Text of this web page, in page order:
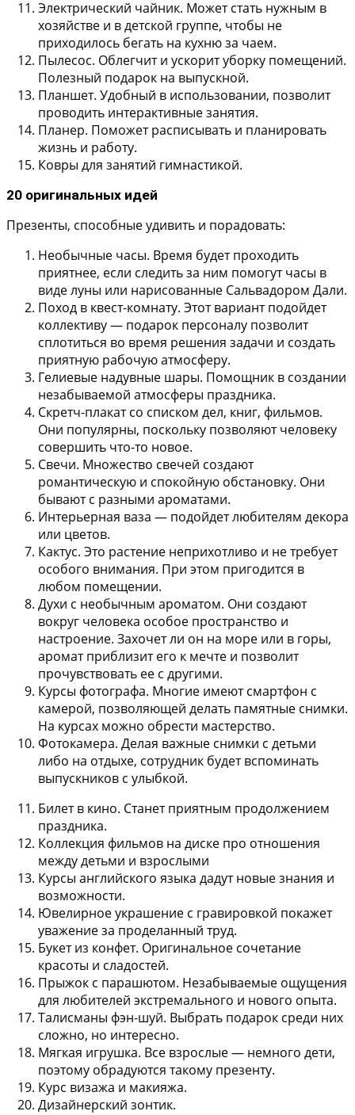
Электрический чайник. Может стать нужным в
хозяйстве и в детской группе, чтобы не
приходилось бегать на кухню за чаем.
Пылесос. Облегчит и ускорит уборку помещений.
Полезный подарок на выпускной.
Планшет. Удобный в использовании, позволит
проводить интерактивные занятия.
Планер. Поможет расписывать и планировать
жизнь и работу.
Ковры для занятий гимнастикой.
20 оригинальных идей
Презенты, способные удивить и порадовать:
Необычные часы. Время будет проходить
приятнее, если следить за ним помогут часы в
виде луны или нарисованные Сальвадором Дали.
Поход в квест-комнату. Этот вариант подойдет
коллективу — подарок персоналу позволит
сплотиться во время решения задачи и создать
приятную рабочую атмосферу.
Гелиевые надувные шары. Помощник в создании
незабываемой атмосферы праздника.
Скретч-плакат со списком дел, книг, фильмов.
Они популярны, поскольку позволяют человеку
совершить что-то новое.
Свечи. Множество свечей создают
романтическую и спокойную обстановку. Они
бывают с разными ароматами.
Интерьерная ваза — подойдет любителям декора
или цветов.
Кактус. Это растение неприхотливо и не требует
особого внимания. При этом пригодится в
любом помещении.
Духи с необычным ароматом. Они создают
вокруг человека особое пространство и
настроение. Захочет ли он на море или в горы,
аромат приблизит его к мечте и позволит
прочувствовать ее с другими.
Курсы фотографа. Многие имеют смартфон с
камерой, позволяющей делать памятные снимки.
На курсах можно обрести мастерство.
Фотокамера. Делая важные снимки с детьми
либо на отдыхе, сотрудник будет вспоминать
выпускников с улыбкой.
Билет в кино. Станет приятным продолжением
праздника.
Коллекция фильмов на диске про отношения
между детьми и взрослыми
Курсы английского языка дадут новые знания и
возможности.
Ювелирное украшение с гравировкой покажет
уважение за проделанный труд.
Букет из конфет. Оригинальное сочетание
красоты и сладостей.
Прыжок с парашютом. Незабываемые ощущения
для любителей экстремального и нового опыта.
Талисманы фэн-шуй. Выбрать подарок среди них
сложно, но интересно.
Мягкая игрушка. Все взрослые — немного дети,
поэтому обрадуются такому презенту.
Курс визажа и макияжа.
Дизайнерский зонтик.